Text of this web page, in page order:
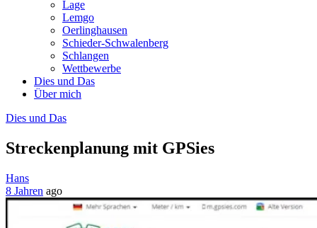
Lage
Lemgo
Oerlinghausen
Schieder-Schwalenberg
Schlangen
Wettbewerbe
Dies und Das
Über mich
Dies und Das
Streckenplanung mit GPSies
Hans
8 Jahren ago